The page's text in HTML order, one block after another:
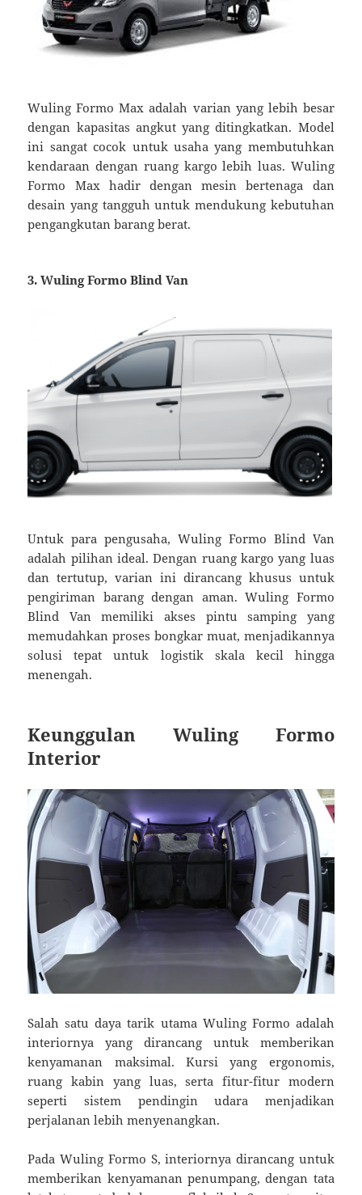
Wuling Formo Max adalah varian yang lebih besar
dengan kapasitas angkut yang ditingkatkan. Model
ini sangat cocok untuk usaha yang membutuhkan
kendaraan dengan ruang kargo lebih luas. Wuling
Formo Max hadir dengan mesin bertenaga dan
desain yang tangguh untuk mendukung kebutuhan
pengangkutan barang berat.
3. Wuling Formo Blind Van
Untuk para pengusaha, Wuling Formo Blind Van
adalah pilihan ideal. Dengan ruang kargo yang luas
dan tertutup, varian ini dirancang khusus untuk
pengiriman barang dengan aman. Wuling Formo
Blind Van memiliki akses pintu samping yang
memudahkan proses bongkar muat, menjadikannya
solusi tepat untuk logistik skala kecil hingga
menengah.
Keunggulan Wuling Formo
Interior
Salah satu daya tarik utama Wuling Formo adalah
interiornya yang dirancang untuk memberikan
kenyamanan maksimal. Kursi yang ergonomis,
ruang kabin yang luas, serta fitur-fitur modern
seperti sistem pendingin udara menjadikan
perjalanan lebih menyenangkan.
Pada Wuling Formo S, interiornya dirancang untuk
memberikan kenyamanan penumpang, dengan tata